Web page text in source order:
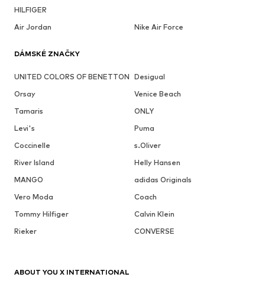
HILFIGER
Air Jordan Nike Air Force
DÁMSKÉ ZNAČKY
UNITED COLORS OF BENETTON Desigual
Orsay
Venice Beach
Tamaris
ONLY
Levi's
Puma
Coccinelle
s.Oliver
River Island
Helly Hansen
MANGO
adidas Originals
Vero Moda
Coach
Tommy Hilfiger
Calvin Klein
Rieker
CONVERSE
ABOUT YOU X INTERNATIONAL